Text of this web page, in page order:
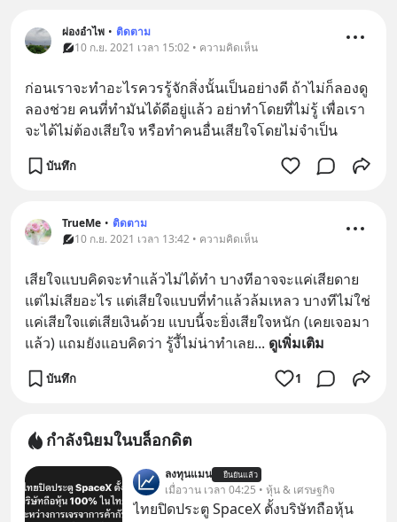
ผ่องอำไพ • ติดตาม
10 ก.ย. 2021 เวลา 15:02 • ความคิดเห็น
ก่อนเราจะทำอะไรควรรู้จักสิ่งนั้นเป็นอย่างดี ถ้าไม่ก็ลองดู
ลองช่วย คนที่ทำมันได้ดีอยู่แล้ว อย่าทำโดยที่ไม่รู้ เพื่อเรา
จะได้ไม่ต้องเสียใจ หรือทำคนอื่นเสียใจโดยไม่จำเป็น
บันทึก
TrueMe • ติดตาม
10 ก.ย. 2021 เวลา 13:42 • ความคิดเห็น
เสียใจแบบคิดจะทำแล้วไม่ได้ทำ บางทีอาจจะแค่เสียดาย
แต่ไม่เสียอะไร แต่เสียใจแบบที่ทำแล้วล้มเหลว บางทีไม่ใช่
แค่เสียใจแต่เสียเงินด้วย แบบนี้จะยิ่งเสียใจหนัก (เคยเจอมา
แล้ว) แถมยังแอบคิดว่า รู้งี้ไม่น่าทำเลย... ดูเพิ่มเติม
บันทึก 1
กำลังนิยมในบล็อกดิต
ลงทุนแมน ยืนยันแล้ว
เมื่อวาน เวลา 04:25 • หุ้น & เศรษฐกิจ
ไทยปิดประตู SpaceX ตั้งบริษัทถือหุ้น